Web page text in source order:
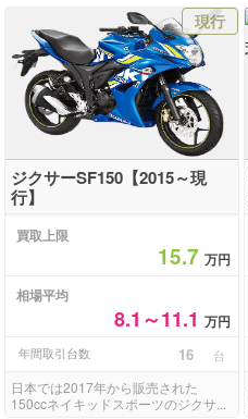
現行
ジクサーSF150【2015～現
行】
買取上限
15.7万円
相場平均
8.1～11.1万円
年間取引台数 16 台
日本では2017年から販売された
150ccネイキッドスポーツのジクサ...